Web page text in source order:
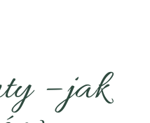
– jak